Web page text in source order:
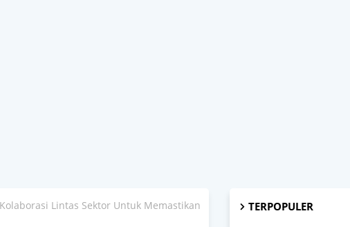
Lintas Sektor Untuk Memastikan
TERPOPULER